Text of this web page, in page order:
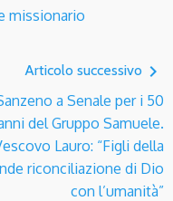
missionario
Articolo successivo navigate_next
a Senale per i 50
del Gruppo Samuele.
Lauro: “Figli della
riconciliazione di Dio
con l’umanità”